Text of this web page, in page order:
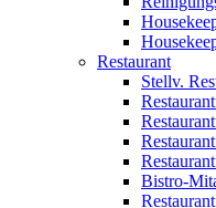
Restaurant
Stellv.
Bistro-